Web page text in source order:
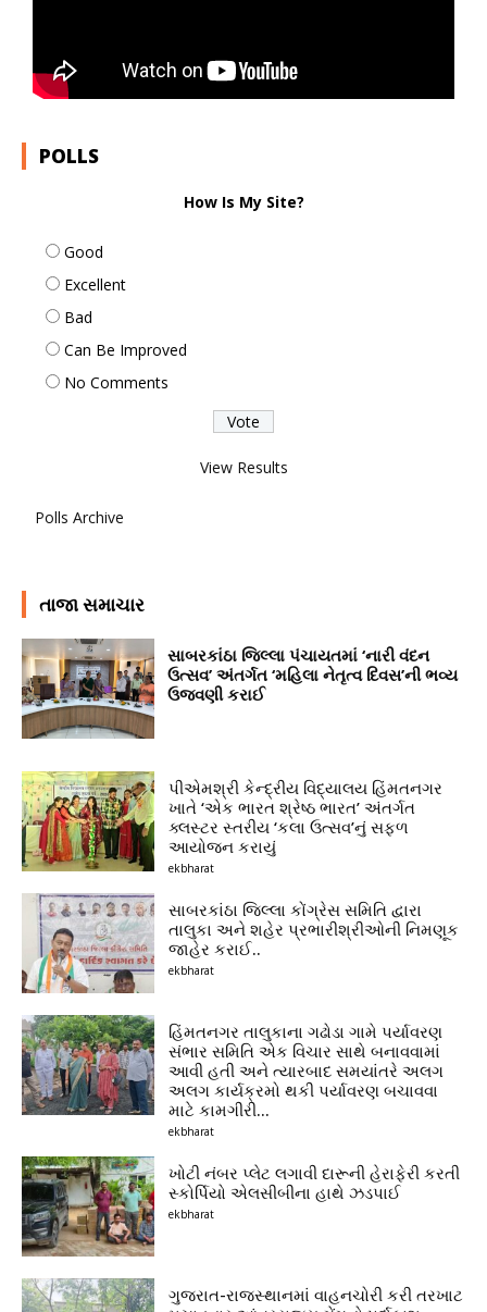
POLLS
How Is My Site?
Good
Excellent
Bad
Can Be Improved
No Comments
View Results
Polls Archive
તાજા સમાચાર
સાબરકાંઠા જિલ્લા પંચાયતમાં ‘નારી વંદન
ઉત્સવ’ અંતર્ગત ‘મહિલા નેતૃત્વ દિવસ’ની ભવ્ય
ઉજવણી કરાઈ
પીએમશ્રી કેન્દ્રીય વિદ્યાલય હિંમતનગર
ખાતે ‘એક ભારત શ્રેષ્ઠ ભારત’ અંતર્ગત
ક્લસ્ટર સ્તરીય ‘કલા ઉત્સવ’નું સફળ
આયોજન કરાયું
ekbharat
સાબરકાંઠા જિલ્લા કોંગ્રેસ સમિતિ દ્વારા
તાલુકા અને શહેર પ્રભારીશ્રીઓની નિમણૂક
જાહેર કરાઈ..
ekbharat
હિંમતનગર તાલુકાના ગઢોડા ગામે પર્યાવરણ
સંભાર સમિતિ એક વિચાર સાથે બનાવવામાં
આવી હતી અને ત્યારબાદ સમયાંતરે અલગ
અલગ કાર્યક્રમો થકી પર્યાવરણ બચાવવા
માટે કામગીરી...
ekbharat
ખોટી નંબર પ્લેટ લગાવી દારૂની હેરાફેરી કરતી
સ્કોર્પિયો એલસીબીના હાથે ઝડપાઈ
ekbharat
ગુજરાત-રાજસ્થાનમાં વાહનચોરી કરી તરખાટ